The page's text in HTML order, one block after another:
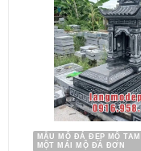
MẪU MỘ ĐÁ ĐẸP MỘ
MỘT MÁI MỘ ĐÁ ĐƠN